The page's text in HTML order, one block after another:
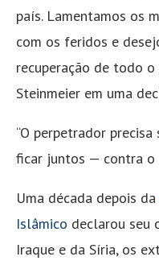
país. Lamentamos os
com os feridos e
recuperação de todo o
Steinmeier em uma
“O perpetrador
ficar juntos — contra o
Uma década depois da
Islâmico declarou seu
Iraque e da Síria, os